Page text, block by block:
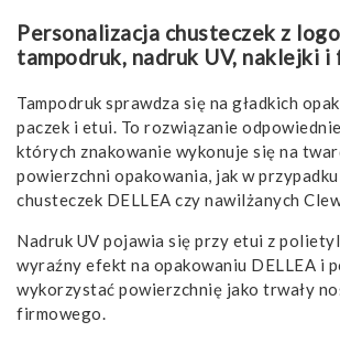
Personalizacja chusteczek z
tampodruk, nadruk UV, naklejki
Tampodruk sprawdza się na gładkich
paczek i etui. To rozwiązanie
których znakowanie wykonuje się na
powierzchni opakowania, jak w
chusteczek DELLEA czy nawilżanych
Nadruk UV pojawia się przy etui z
wyraźny efekt na opakowaniu DELLEA i
wykorzystać powierzchnię jako trwały
firmowego.